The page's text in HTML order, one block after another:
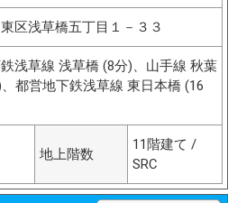
区浅草橋五丁目１－３３
浅草線 浅草橋 (8分)、山手線 秋葉
都営地下鉄浅草線 東日本橋 (16
地上階数
11階建て /
SRC